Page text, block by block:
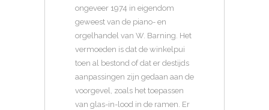
ongeveer 1974 in eigendom
geweest van de piano- en
orgelhandel van W. Barning. Het
vermoeden is dat de winkelpui
toen al bestond of dat er destijds
aanpassingen zijn gedaan aan de
voorgevel, zoals het toepassen
van glas-in-lood in de ramen. Er